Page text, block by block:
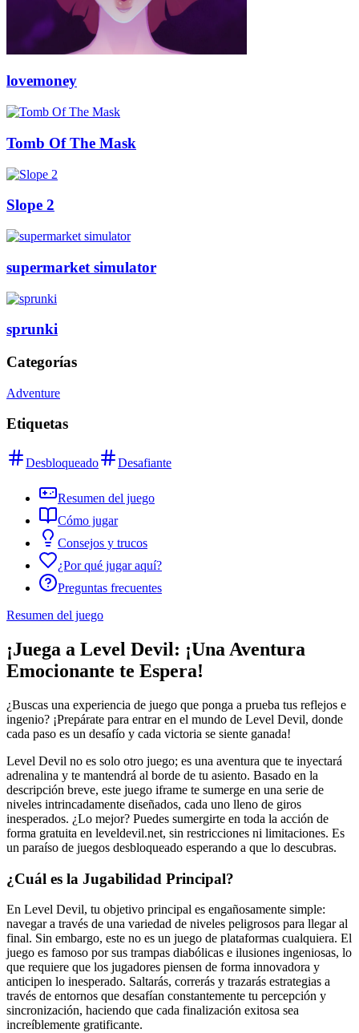
lovemoney
Tomb Of The Mask
Slope 2
supermarket simulator
sprunki
Categorías
Adventure
Etiquetas
Desbloqueado Desafiante
Resumen del juego
Cómo jugar
Consejos y trucos
¿Por qué jugar aquí?
Preguntas frecuentes
Resumen del juego
¡Juega a Level Devil: ¡Una Aventura
Emocionante te Espera!
¿Buscas una experiencia de juego que ponga a prueba tus reflejos e
ingenio? ¡Prepárate para entrar en el mundo de Level Devil, donde
cada paso es un desafío y cada victoria se siente ganada!
Level Devil no es solo otro juego; es una aventura que te inyectará
adrenalina y te mantendrá al borde de tu asiento. Basado en la
descripción breve, este juego iframe te sumerge en una serie de
niveles intrincadamente diseñados, cada uno lleno de giros
inesperados. ¿Lo mejor? Puedes sumergirte en toda la acción de
forma gratuita en leveldevil.net, sin restricciones ni limitaciones. Es
un paraíso de juegos desbloqueado esperando a que lo descubras.
¿Cuál es la Jugabilidad Principal?
En Level Devil, tu objetivo principal es engañosamente simple:
navegar a través de una variedad de niveles peligrosos para llegar al
final. Sin embargo, este no es un juego de plataformas cualquiera. El
juego es famoso por sus trampas diabólicas e ilusiones ingeniosas, lo
que requiere que los jugadores piensen de forma innovadora y
anticipen lo inesperado. Saltarás, correrás y trazarás estrategias a
través de entornos que desafían constantemente tu percepción y
sincronización, haciendo que cada finalización exitosa sea
increíblemente gratificante.